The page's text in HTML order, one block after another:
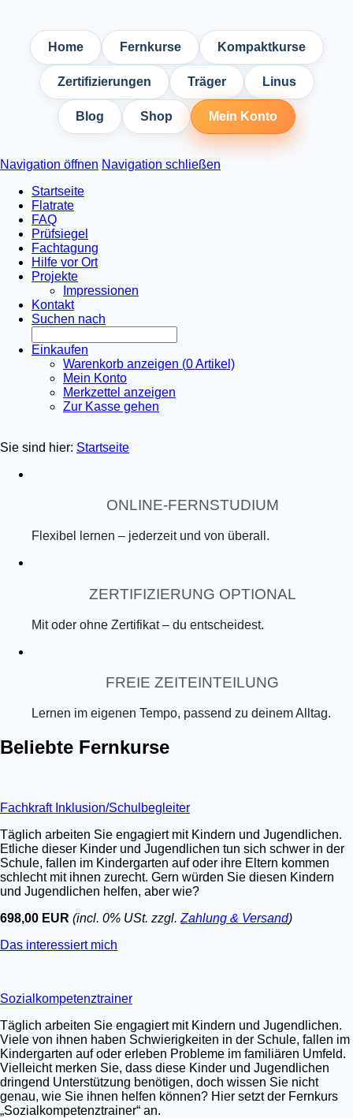
Home Fernkurse Kompaktkurse
Zertifizierungen Träger Linus
Blog Shop Mein Konto
Navigation öffnen Navigation schließen
Startseite
Flatrate
FAQ
Prüfsiegel
Fachtagung
Hilfe vor Ort
Projekte
Impressionen
Kontakt
Suchen nach
Einkaufen
Warenkorb anzeigen (0Artikel)
Mein Konto
Merkzettel anzeigen
Zur Kasse gehen
Sie sind hier: Startseite
ONLINE-FERNSTUDIUM
Flexibel lernen – jederzeit und von überall.
ZERTIFIZIERUNG OPTIONAL
Mit oder ohne Zertifikat – du entscheidest.
FREIE ZEITEINTEILUNG
Lernen im eigenen Tempo, passend zu deinem Alltag.
Beliebte Fernkurse
Fachkraft Inklusion/Schulbegleiter
Täglich arbeiten Sie engagiert mit Kindern und Jugendlichen.
Etliche dieser Kinder und Jugendlichen tun sich schwer in der
Schule, fallen im Kindergarten auf oder ihre Eltern kommen
schlecht mit ihnen zurecht. Gern würden Sie diesen Kindern
und Jugendlichen helfen, aber wie?
698,00 EUR (incl. 0% USt. zzgl. Zahlung & Versand)
Das interessiert mich
Sozialkompetenztrainer
Täglich arbeiten Sie engagiert mit Kindern und Jugendlichen.
Viele von ihnen haben Schwierigkeiten in der Schule, fallen im
Kindergarten auf oder erleben Probleme im familiären Umfeld.
Vielleicht merken Sie, dass diese Kinder und Jugendlichen
dringend Unterstützung benötigen, doch wissen Sie nicht
genau, wie Sie ihnen helfen können? Hier setzt der Fernkurs
„Sozialkompetenztrainer“ an.